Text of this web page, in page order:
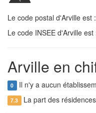
Le code postal d'Arville est :
Le code INSEE d'Arville est
Arville en
0 Il n'y a aucun
7.3 La part des